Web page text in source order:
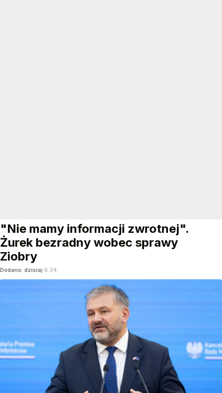
"Nie mamy informacji zwrotnej".
Żurek bezradny wobec sprawy
Ziobry
Dodano: dzisiaj 6:34